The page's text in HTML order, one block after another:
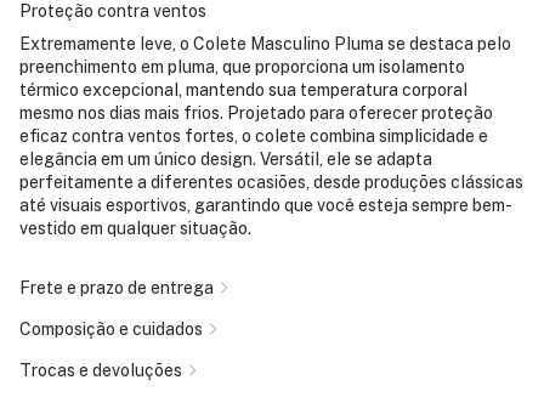
Proteção contra ventos
Extremamente leve, o Colete Masculino Pluma se destaca pelo
preenchimento em pluma, que proporciona um isolamento
térmico excepcional, mantendo sua temperatura corporal
mesmo nos dias mais frios. Projetado para oferecer proteção
eficaz contra ventos fortes, o colete combina simplicidade e
elegância em um único design. Versátil, ele se adapta
perfeitamente a diferentes ocasiões, desde produções clássicas
até visuais esportivos, garantindo que você esteja sempre bem-
vestido em qualquer situação.
Frete e prazo de entrega
Composição e cuidados
Trocas e devoluções